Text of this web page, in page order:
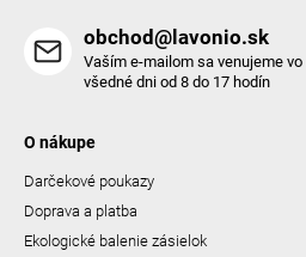
obchod@lavonio.sk
Vaším e-mailom sa venujeme vo
všedné dni od 8 do 17 hodín
O nákupe
Darčekové poukazy
Doprava a platba
Ekologické balenie zásielok